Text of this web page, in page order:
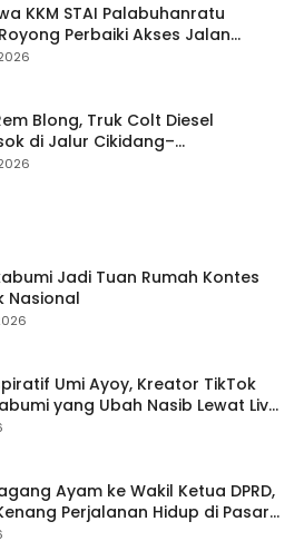
KKM STAI Palabuhanratu
Perbaiki Akses Jalan
di Sagaranten
Blong, Truk Colt Diesel
di Jalur Cikidang–
Jadi Tuan Rumah Kontes
Nasional
Umi Ayoy, Kreator TikTok
yang Ubah Nasib Lewat Live
Ayam ke Wakil Ketua DPRD,
Perjalanan Hidup di Pasar